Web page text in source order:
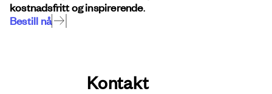
kostnadsfritt og inspirerende.
Bestill nå
Kontakt